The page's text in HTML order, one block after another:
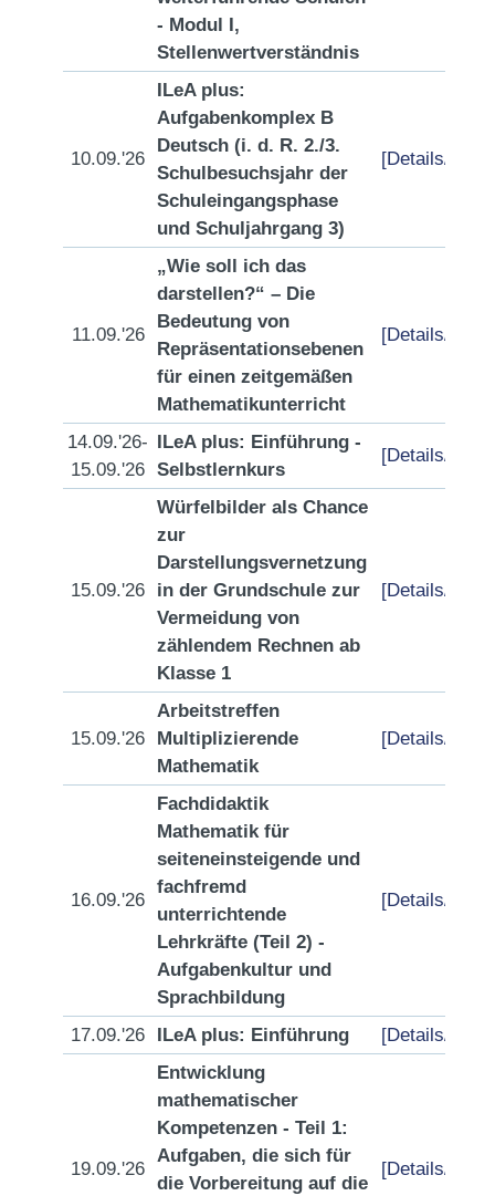
- Modul I,
Stellenwertverständnis
10.09.'26
ILeA plus:
Aufgabenkomplex B
Deutsch (i. d. R. 2./3.
Schulbesuchsjahr der
Schuleingangsphase
und Schuljahrgang 3)
[Details/
11.09.'26
„Wie soll ich das
darstellen?“ – Die
Bedeutung von
Repräsentationsebenen
für einen zeitgemäßen
Mathematikunterricht
[Details/
14.09.'26-
15.09.'26
ILeA plus: Einführung -
Selbstlernkurs
[Details/
15.09.'26
Würfelbilder als Chance
zur
Darstellungsvernetzung
in der Grundschule zur
Vermeidung von
zählendem Rechnen ab
Klasse 1
[Details/
15.09.'26
Arbeitstreffen
Multiplizierende
Mathematik
[Details/
16.09.'26
Fachdidaktik
Mathematik für
seiteneinsteigende und
fachfremd
unterrichtende
Lehrkräfte (Teil 2) -
Aufgabenkultur und
Sprachbildung
[Details/
17.09.'26 ILeA plus: Einführung [Details/
19.09.'26
Entwicklung
mathematischer
Kompetenzen - Teil 1:
Aufgaben, die sich für
die Vorbereitung auf die
[Details/